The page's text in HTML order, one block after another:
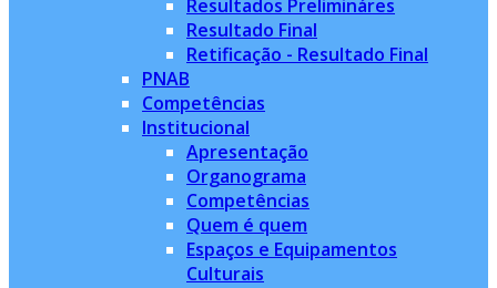
Resultados Prelimináres
Resultado Final
Retificação - Resultado Final
PNAB
Competências
Institucional
Apresentação
Organograma
Competências
Quem é quem
Espaços e Equipamentos
Culturais